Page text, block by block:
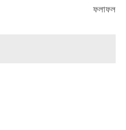
ফলাফল